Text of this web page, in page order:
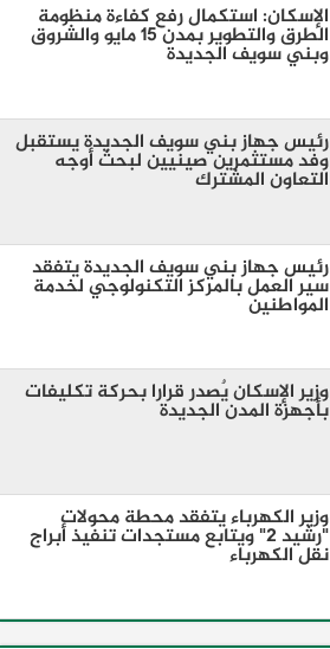
الإسكان: استكمال رفع كفاءة منظومة
الطرق والتطوير بمدن 15 مايو والشروق
وبني سويف الجديدة
رئيس جهاز بني سويف الجديدة يستقبل
وفد مستثمرين صينيين لبحث أوجه
التعاون المشترك
رئيس جهاز بني سويف الجديدة يتفقد
سير العمل بالمركز التكنولوجي لخدمة
المواطنين
وزير الإسكان يٌصدر قرارا بحركة تكليفات
بأجهزة المدن الجديدة
وزير الكهرباء يتفقد محطة محولات
"رشيد 2" ويتابع مستجدات تنفيذ أبراج
نقل الكهرباء